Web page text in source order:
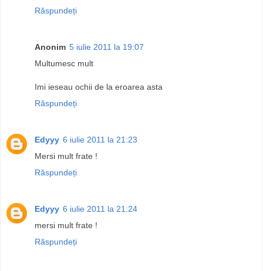
Răspundeți
Anonim 5 iulie 2011 la 19:07
Multumesc mult
Imi ieseau ochii de la eroarea asta
Răspundeți
Edyyy 6 iulie 2011 la 21:23
Mersi mult frate !
Răspundeți
Edyyy 6 iulie 2011 la 21:24
mersi mult frate !
Răspundeți